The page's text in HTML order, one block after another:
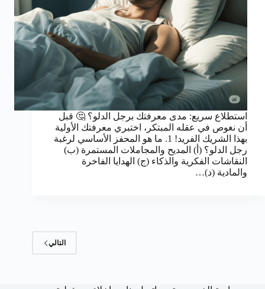
استطلاع سريع: مدى معرفتك برجل الدلو؟ 🤔 قبل
أن نغوص في عقله المبتكر، اختبري معرفتك الأولية
بهذا الشريك الفريد! 1. ما هو المحفز الأساسي لرغبة
رجل الدلو؟ (أ) المديح والمجاملات المستمرة (ب)
النقاشات الفكرية والذكاء (ج) الهدايا الفاخرة
والمادية (د)…
التالي